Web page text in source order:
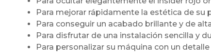
Para mejorar rápidamente la estética de su
Para conseguir un acabado brillante y de
Para disfrutar de una instalación sencilla y
Para personalizar su máquina con un